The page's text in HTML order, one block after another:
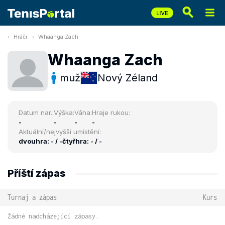
Hráči Whaanga Zach
Whaanga Zach
muž Nový Zéland
Datum nar.:
-
Výška:
-
Váha:
-
Hraje rukou:
-
Aktuální/nejvyšší umístění:
dvouhra: - / -čtyřhra: - / -
Příští zápas
Turnaj a zápas Kurs
Žádné nadcházející zápasy.